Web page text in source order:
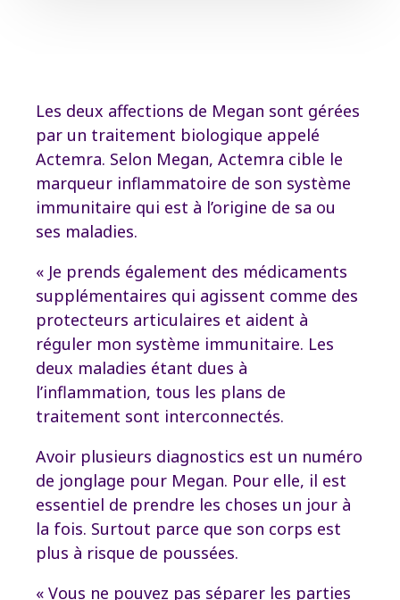
Les deux affections de Megan sont gérées
par un traitement biologique appelé
Actemra. Selon Megan, Actemra cible le
marqueur inflammatoire de son système
immunitaire qui est à l’origine de sa ou
ses maladies.
« Je prends également des médicaments
supplémentaires qui agissent comme des
protecteurs articulaires et aident à
réguler mon système immunitaire. Les
deux maladies étant dues à
l’inflammation, tous les plans de
traitement sont interconnectés.
Avoir plusieurs diagnostics est un numéro
de jonglage pour Megan. Pour elle, il est
essentiel de prendre les choses un jour à
la fois. Surtout parce que son corps est
plus à risque de poussées.
« Vous ne pouvez pas séparer les parties